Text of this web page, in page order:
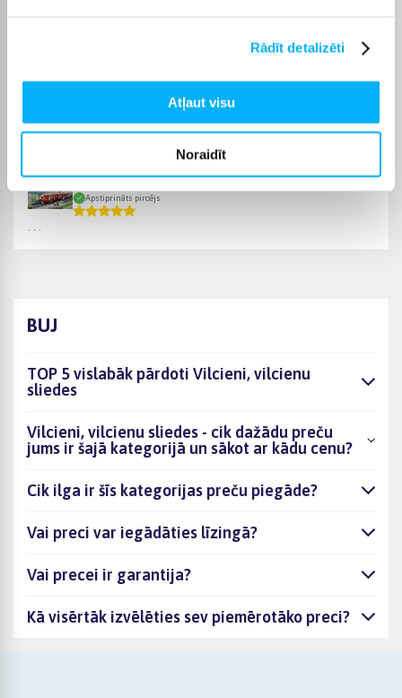
Rādīt detalizēti
Atļaut visu
Noraidīt
Pircēju atsauksmes par precēm
Apstiprināts pircējs
. . .
BUJ
TOP 5 vislabāk pārdoti Vilcieni, vilcienu
sliedes
Vilcieni, vilcienu sliedes - cik dažādu preču
jums ir šajā kategorijā un sākot ar kādu cenu?
Cik ilga ir šīs kategorijas preču piegāde?
Vai preci var iegādāties līzingā?
Vai precei ir garantija?
Kā visērtāk izvēlēties sev piemērotāko preci?